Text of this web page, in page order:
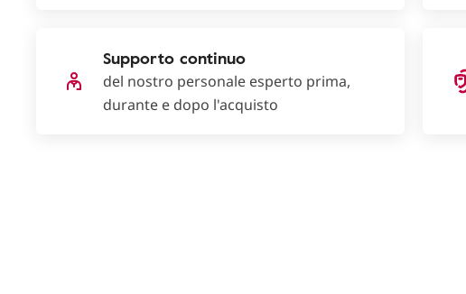
Supporto continuo
del nostro personale esperto prima,
durante e dopo l'acquisto